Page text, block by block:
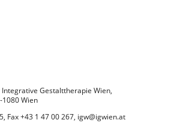
Gestalttherapie Wien,
1080 Wien
Fax +43 1 47 00 267, igw@igwien.at